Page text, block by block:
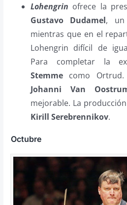
Lohengrin ofrece la
Gustavo Dudamel, un
mientras que en el
Lohengrin difícil de
Para completar la
Stemmecomo Ortrud.
Johanni Van
mejorable. La
Kirill Serebrennikov.
Octubre